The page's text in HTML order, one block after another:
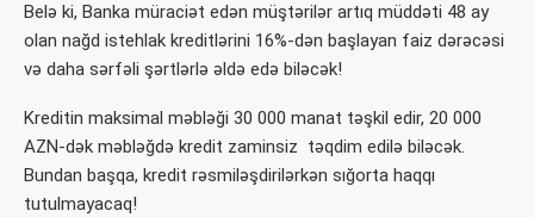
Belə ki, Banka müraciət edən müştərilər artıq müddəti 48 ay
olan nağd istehlak kreditlərini 16%-dən başlayan faiz dərəcəsi
və daha sərfəli şərtlərlə əldə edə biləcək!
Kreditin maksimal mәblәği 30 000 manat təşkil edir, 20 000
AZN-dək məbləğdə kredit zaminsiz təqdim edilə biləcək.
Bundan başqa, kredit rəsmiləşdirilərkən sığorta haqqı
tutulmayacaq!